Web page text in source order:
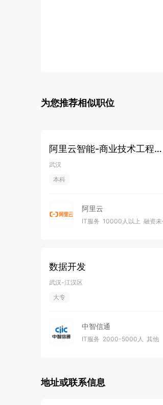
为您推荐相似职位
阿里云智能-商业技术工程师-
泛企业-武汉
武汉
本科
阿里云
IT服务 10000人以上 融资
数据开发
武汉-江汉区
大专
中智信通
IT服务 2000-5000人 其他
地址或联系信息